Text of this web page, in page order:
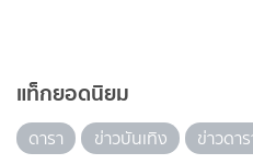
แท็กยอดนิยม
ดารา ข่าวบันเทิง ข่าวดา